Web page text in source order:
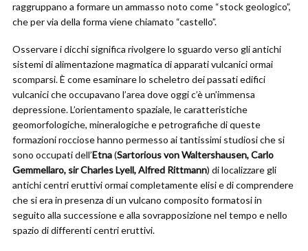
raggruppano a formare un ammasso noto come “stock geologico”,
che per via della forma viene chiamato “castello”.
Osservare i dicchi significa rivolgere lo sguardo verso gli antichi
sistemi di alimentazione magmatica di apparati vulcanici ormai
scomparsi. È come esaminare lo scheletro dei passati edifici
vulcanici che occupavano l’area dove oggi c’è un’immensa
depressione. L’orientamento spaziale, le caratteristiche
geomorfologiche, mineralogiche e petrografiche di queste
formazioni rocciose hanno permesso ai tantissimi studiosi che si
sono occupati dell’Etna(Sartorious von Waltershausen, Carlo
Gemmellaro, sir Charles Lyell, Alfred Rittmann) di localizzare gli
antichi centri eruttivi ormai completamente elisi e di comprendere
che si era in presenza di un vulcano composito formatosi in
seguito alla successione e alla sovrapposizione nel tempo e nello
spazio di differenti centri eruttivi.